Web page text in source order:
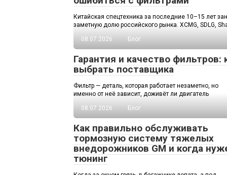
Китайская спецтехника за последние 10–15 лет
заметную долю российского рынка. XCMG, SDLG,
08.07.2026
Блог
Гарантия и качество фильтров:
выбрать поставщика
Фильтр — деталь, которая работает незаметно, но
именно от неё зависит, доживёт ли двигатель
08.07.2026
Блог
Как правильно обслуживать
тормозную систему тяжелых
внедорожников GM и когда
тюнинг